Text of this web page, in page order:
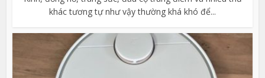
khác tương tự như vậy thường khá khó để...